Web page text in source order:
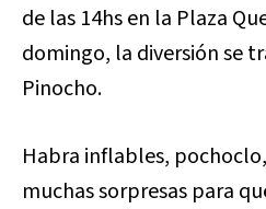
de las 14hs en la Plaza
domingo, la diversión se
Pinocho.
Habra inflables,
muchas sorpresas para